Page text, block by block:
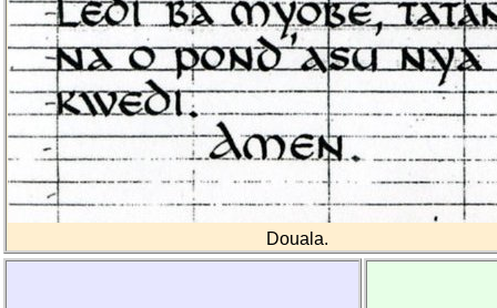
Douala.